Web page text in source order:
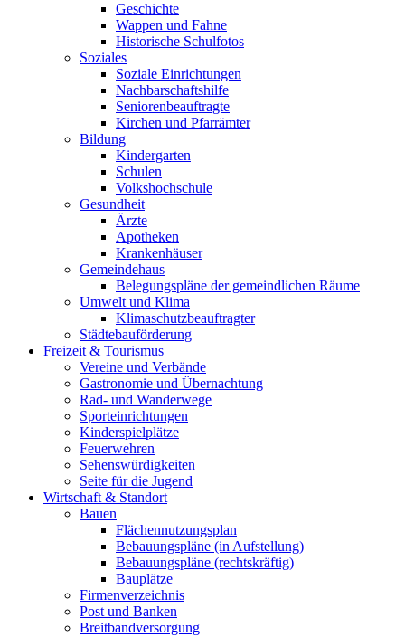
Geschichte
Wappen und Fahne
Historische Schulfotos
Soziales
Soziale Einrichtungen
Nachbarschaftshilfe
Seniorenbeauftragte
Kirchen und Pfarrämter
Bildung
Kindergarten
Schulen
Volkshochschule
Gesundheit
Ärzte
Apotheken
Krankenhäuser
Gemeindehaus
Belegungspläne der gemeindlichen Räume
Umwelt und Klima
Klimaschutzbeauftragter
Städtebauförderung
Freizeit & Tourismus
Vereine und Verbände
Gastronomie und Übernachtung
Rad- und Wanderwege
Sporteinrichtungen
Kinderspielplätze
Feuerwehren
Sehenswürdigkeiten
Seite für die Jugend
Wirtschaft & Standort
Bauen
Flächennutzungsplan
Bebauungspläne (in Aufstellung)
Bebauungspläne (rechtskräftig)
Bauplätze
Firmenverzeichnis
Post und Banken
Breitbandversorgung